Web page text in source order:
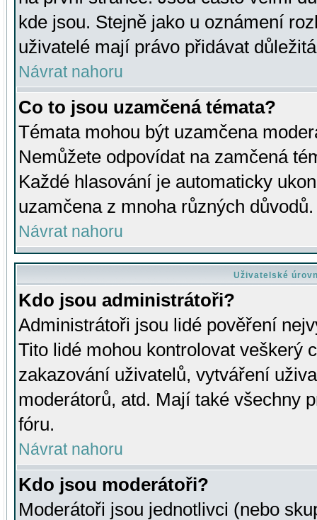
kde jsou. Stejně jako u oznámení
uživatelé mají právo přidávat
Návrat nahoru
Co to jsou uzamčená témata?
Témata mohou být uzamčena
Nemůžete odpovídat na zamčená
Každé hlasování je automaticky
uzamčena z mnoha různých důvodů.
Návrat nahoru
Uživatelské
Kdo jsou administrátoři?
Administrátoři jsou lidé pověření
Tito lidé mohou kontrolovat veškerý
zakazování uživatelů, vytváření
moderátorů, atd. Mají také všechny
fóru.
Návrat nahoru
Kdo jsou moderátoři?
Moderátoři jsou jednotlivci (nebo